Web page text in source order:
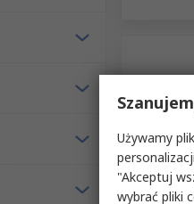
Używamy
"Akceptuj
wybrać pliki